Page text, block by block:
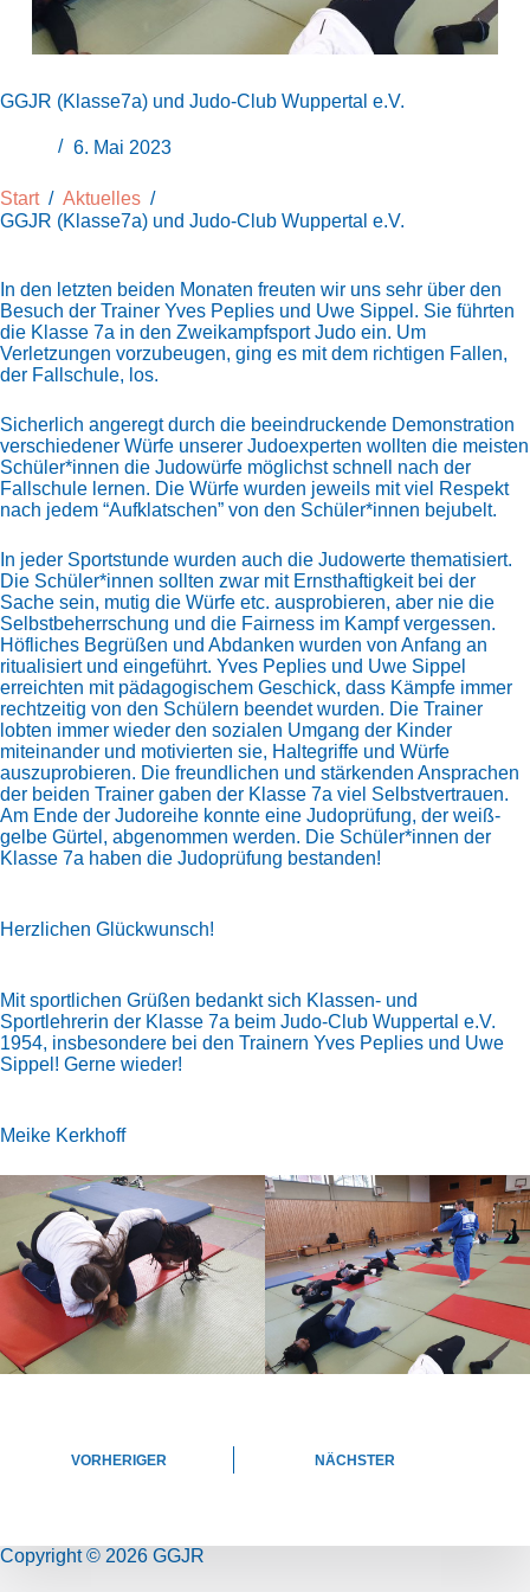
GGJR (Klasse7a) und Judo-Club Wuppertal e.V.
6. Mai 2023
Start / Aktuelles /
GGJR (Klasse7a) und Judo-Club Wuppertal e.V.
In den letzten beiden Monaten freuten wir uns sehr über den
Besuch der Trainer Yves Peplies und Uwe Sippel. Sie führten
die Klasse 7a in den Zweikampfsport Judo ein. Um
Verletzungen vorzubeugen, ging es mit dem richtigen Fallen,
der Fallschule, los.
Sicherlich angeregt durch die beeindruckende Demonstration
verschiedener Würfe unserer Judoexperten wollten die meisten
Schüler*innen die Judowürfe möglichst schnell nach der
Fallschule lernen. Die Würfe wurden jeweils mit viel Respekt
nach jedem “Aufklatschen” von den Schüler*innen bejubelt.
In jeder Sportstunde wurden auch die Judowerte thematisiert.
Die Schüler*innen sollten zwar mit Ernsthaftigkeit bei der
Sache sein, mutig die Würfe etc. ausprobieren, aber nie die
Selbstbeherrschung und die Fairness im Kampf vergessen.
Höfliches Begrüßen und Abdanken wurden von Anfang an
ritualisiert und eingeführt. Yves Peplies und Uwe Sippel
erreichten mit pädagogischem Geschick, dass Kämpfe immer
rechtzeitig von den Schülern beendet wurden. Die Trainer
lobten immer wieder den sozialen Umgang der Kinder
miteinander und motivierten sie, Haltegriffe und Würfe
auszuprobieren. Die freundlichen und stärkenden Ansprachen
der beiden Trainer gaben der Klasse 7a viel Selbstvertrauen.
Am Ende der Judoreihe konnte eine Judoprüfung, der weiß-
gelbe Gürtel, abgenommen werden. Die Schüler*innen der
Klasse 7a haben die Judoprüfung bestanden!
Herzlichen Glückwunsch!
Mit sportlichen Grüßen bedankt sich Klassen- und
Sportlehrerin der Klasse 7a beim Judo-Club Wuppertal e.V.
1954, insbesondere bei den Trainern Yves Peplies und Uwe
Sippel! Gerne wieder!
Meike Kerkhoff
VORHERIGER NÄCHSTER
Copyright © 2026 GGJR